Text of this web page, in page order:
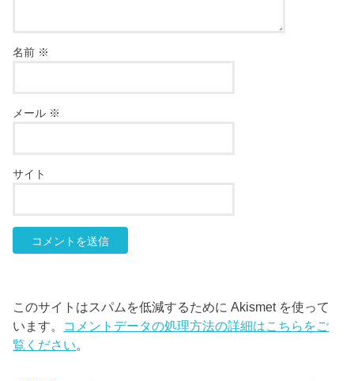
名前 ※
メール ※
サイト
このサイトはスパムを低減するために Akismet を使って
います。 コメントデータの処理方法の詳細はこちらをご
覧ください。